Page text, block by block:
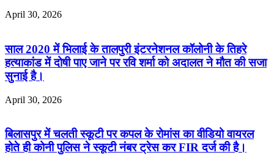
April 30, 2026
साल 2020 में भिलाई के तालपुरी इंटरनेशनल कॉलोनी के तिहरे
हत्याकांड में दोषी पाए जाने पर रवि शर्मा को अदालत ने मौत की सजा
सुनाई है।
April 30, 2026
बिलासपुर में चलती स्कूटी पर कपल के रोमांस का वीडियो वायरल
होते ही कोनी पुलिस ने स्कूटी नंबर ट्रेस कर FIR दर्ज की है।